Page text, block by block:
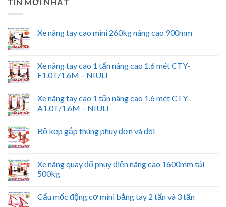
Xe nâng tay cao mini 260kg nâng cao 900mm
Xe nâng tay cao 1 tấn nâng cao 1.6 mét CTY-
E1.0T/1.6M – NIULI
Xe nâng tay cao 1 tấn nâng cao 1.6 mét CTY-
A1.0T/1.6M – NIULI
Bộ kẹp gắp thùng phuy đơn và đôi
Xe nâng quay đổ phuy điện nâng cao 1600mm tải
500kg
Cẩu mốc động cơ mini bằng tay 2 tấn và 3 tấn